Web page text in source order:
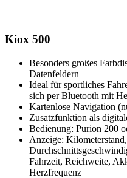
Kiox 500
Besonders großes
Datenfeldern
Ideal für sportliches
sich per Bluetooth mit
Kartenlose Navigation
Zusatzfunktion als
Bedienung: Purion 200
Anzeige:
Fahrzeit, Reichweite,
Herzfrequenz